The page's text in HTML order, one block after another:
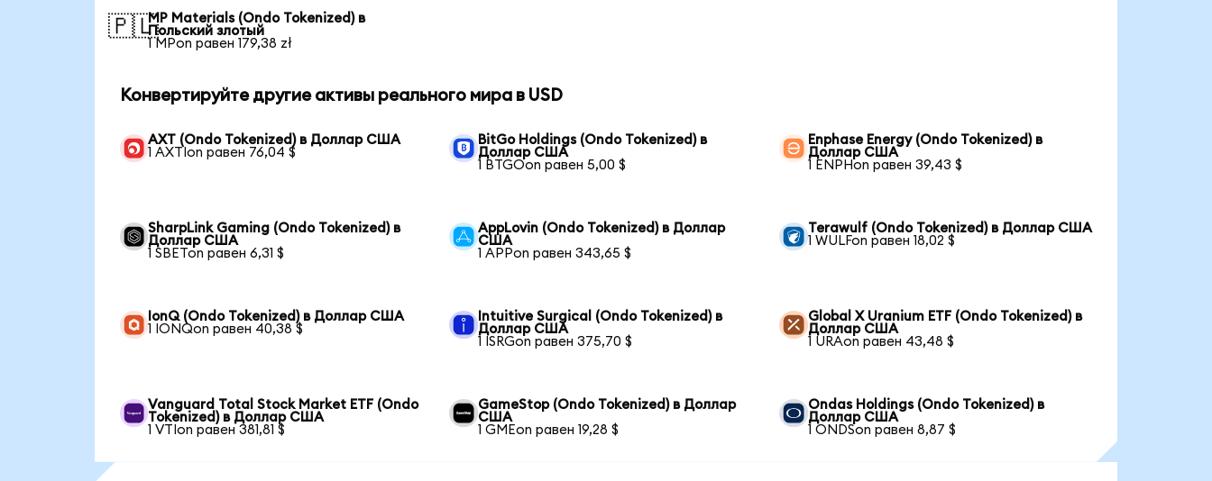
🇵🇱MP Materials (Ondo Tokenized) в
Польский злотый
1 MPon равен 179,38 zł
Конвертируйте другие активы реального мира в USD
AXT (Ondo Tokenized) в Доллар США
1 AXTIon равен 76,04 $
BitGo Holdings (Ondo Tokenized) в
Доллар США
1 BTGOon равен 5,00 $
Enphase Energy (Ondo Tokenized) в
Доллар США
1 ENPHon равен 39,43 $
SharpLink Gaming (Ondo Tokenized) в
Доллар США
1 SBETon равен 6,31 $
AppLovin (Ondo Tokenized) в Доллар
США
1 APPon равен 343,65 $
Terawulf (Ondo Tokenized) в Доллар США
1 WULFon равен 18,02 $
IonQ (Ondo Tokenized) в Доллар США
1 IONQon равен 40,38 $
Intuitive Surgical (Ondo Tokenized) в
Доллар США
1 ISRGon равен 375,70 $
Global X Uranium ETF (Ondo Tokenized) в
Доллар США
1 URAon равен 43,48 $
Vanguard Total Stock Market ETF (Ondo
Tokenized) в Доллар США
1 VTIon равен 381,81 $
GameStop (Ondo Tokenized) в Доллар
США
1 GMEon равен 19,28 $
Ondas Holdings (Ondo Tokenized) в
Доллар США
1 ONDSon равен 8,87 $